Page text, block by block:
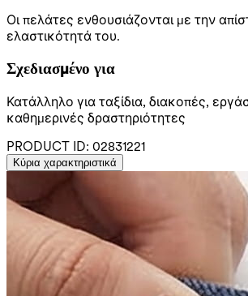
Οι πελάτες ενθουσιάζονται με την
ελαστικότητά του.
Σχεδιασμένο για
Κατάλληλο για ταξίδια, διακοπές,
καθημερινές δραστηριότητες
PRODUCT ID: 02831221
Κύρια χαρακτηριστικά